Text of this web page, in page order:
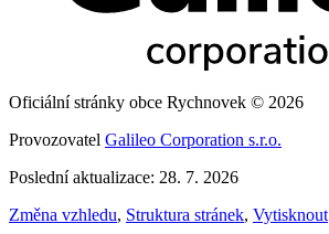
Oficiální stránky obce Rychnovek © 2026
Provozovatel Galileo Corporation s.r.o.
Poslední aktualizace: 28. 7. 2026
Změna vzhledu, Struktura stránek, Vytisknout